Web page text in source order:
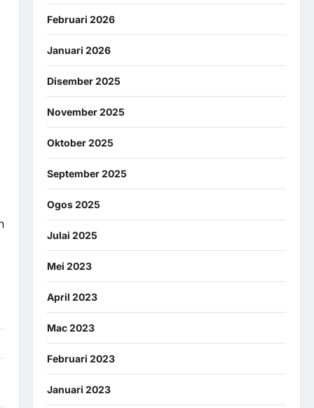
Februari 2026
Januari 2026
Disember 2025
November 2025
Oktober 2025
September 2025
Ogos 2025
Julai 2025
Mei 2023
April 2023
Mac 2023
Februari 2023
Januari 2023